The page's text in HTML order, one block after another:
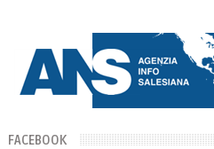
FACEBOOK